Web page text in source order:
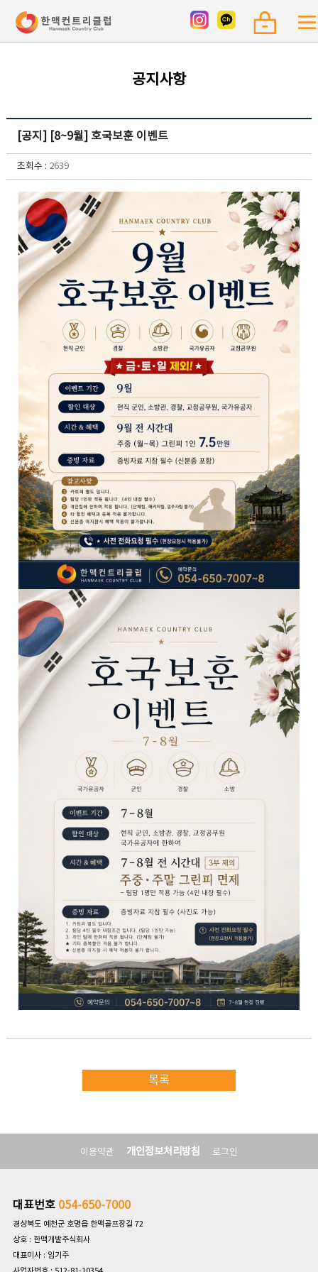
공지사항
[공지] [8~9월] 호국보훈 이벤트
조회수 : 2639
목록
이용약관 개인정보처리방침 로그인
대표번호 054-650-7000
경상북도 예천군 호명읍 한맥골프장길 72
상호 : 한맥개발주식회사
대표이사 : 임기주